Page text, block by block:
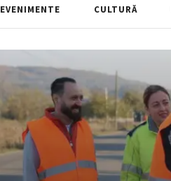
EVENIMENTE CULTURĂ